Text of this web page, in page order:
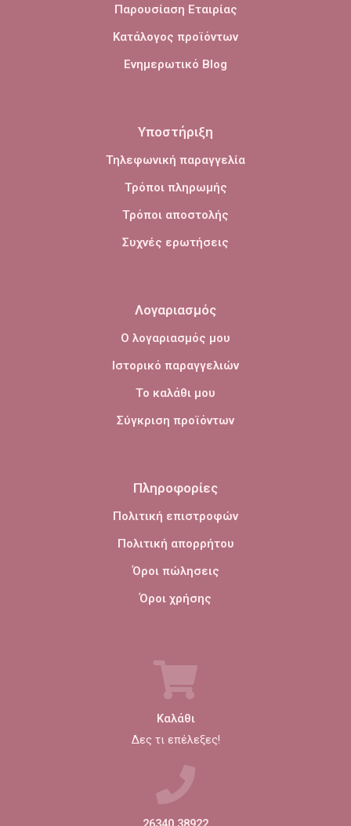
Παρουσίαση Εταιρίας
Κατάλογος προϊόντων
Ενημερωτικό Blog
Υποστήριξη
Τηλεφωνική παραγγελία
Τρόποι πληρωμής
Τρόποι αποστολής
Συχνές ερωτήσεις
Λογαριασμός
Ο λογαριασμός μου
Ιστορικό παραγγελιών
Το καλάθι μου
Σύγκριση προϊόντων
Πληροφορίες
Πολιτική επιστροφών
Πολιτική απορρήτου
Όροι πώλησεις
Όροι χρήσης
Καλάθι
Δες τι επέλεξες!